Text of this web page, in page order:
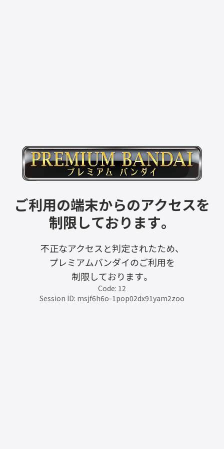
ご利用の端末からのアクセスを
制限しております。
不正なアクセスと判定されたため、
プレミアムバンダイのご利用を
制限しております。
Code: 12
Session ID: msjf6h6o-1pop02dx91yam2zoo